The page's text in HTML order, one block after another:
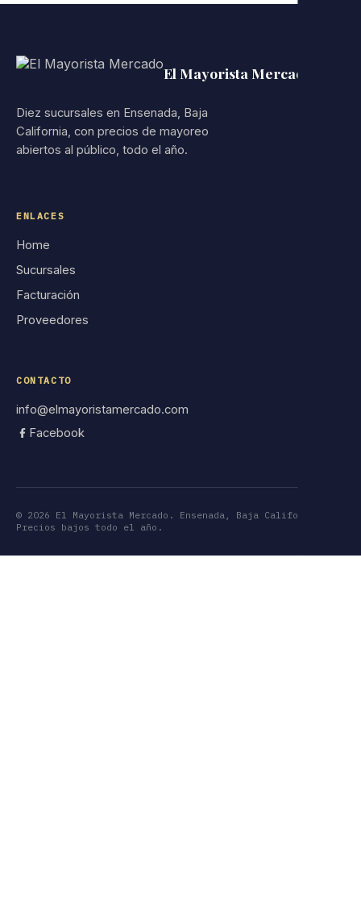
El Mayorista Mercado
Diez sucursales en Ensenada, Baja
California, con precios de mayoreo
abiertos al público, todo el año.
ENLACES
Home
Sucursales
Facturación
Proveedores
CONTACTO
info@elmayoristamercado.com
Facebook
© 2026 El Mayorista Mercado. Ensenada, Baja California.
Precios bajos todo el año.